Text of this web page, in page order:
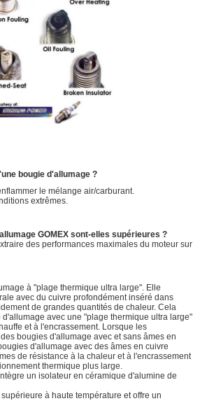
bougie d'allumage ?
le mélange air/carburant.
extrêmes.
GOMEX sont-elles supérieures ?
des performances maximales du moteur sur
à "plage thermique ultra large". Elle
avec du cuivre profondément inséré dans
de grandes quantités de chaleur. Cela
avec une "plage thermique ultra large"
et à l'encrassement. Lorsque les
bougies d'allumage avec et sans âmes en
d'allumage avec des âmes en cuivre
de résistance à la chaleur et à l'encrassement
thermique plus large.
un isolateur en céramique d'alumine de
à haute température et offre un